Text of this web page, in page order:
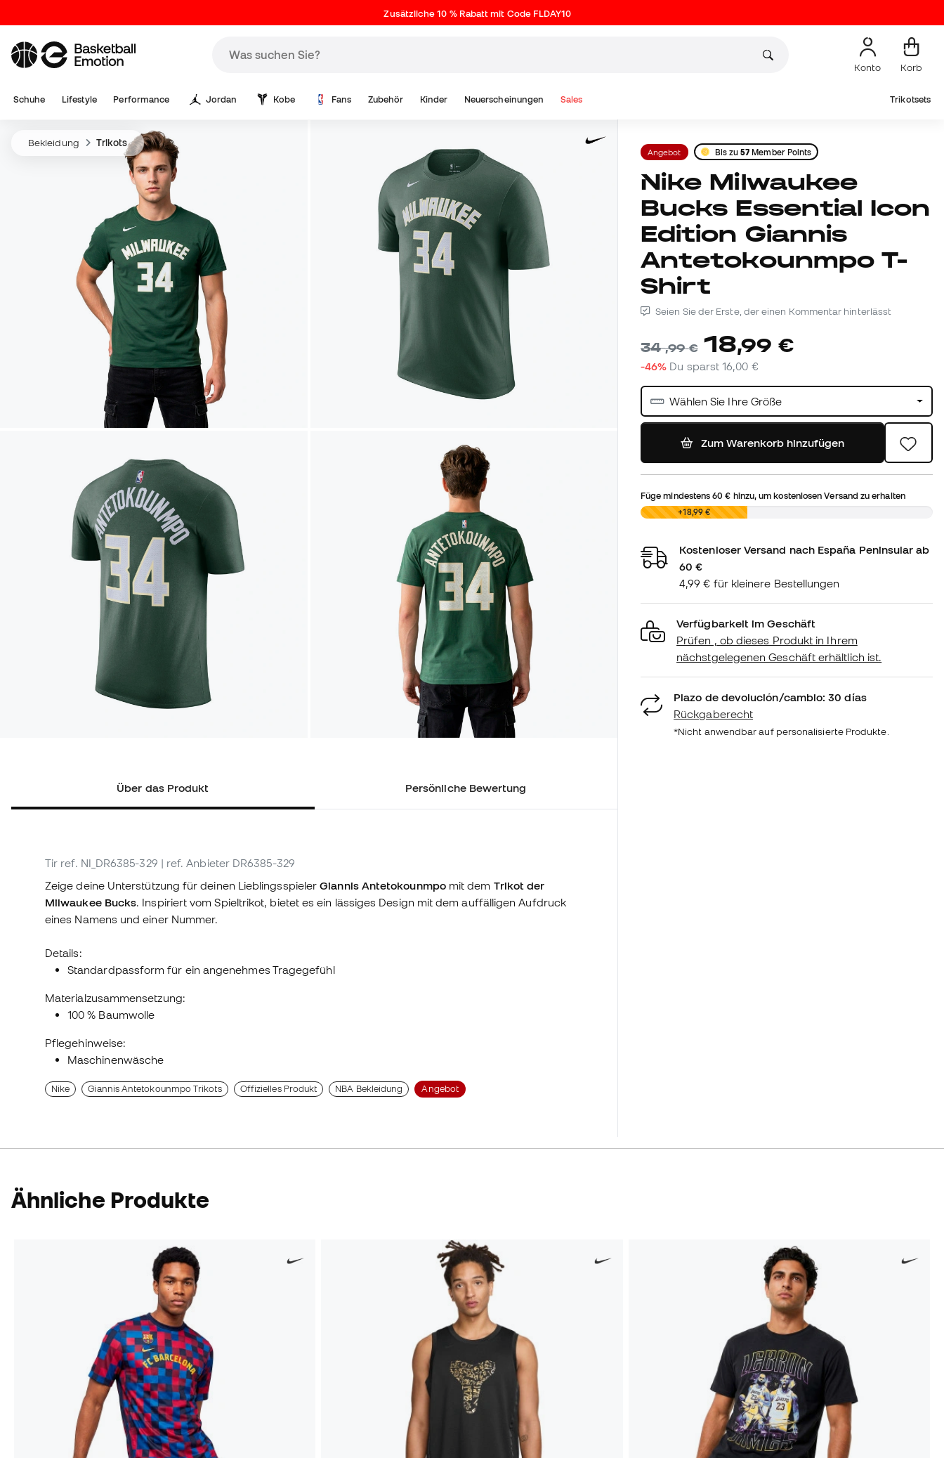
Zusätzliche 10 % Rabatt mit Code FLDAY10
Konto Korb
Schuhe Lifestyle Performance Jordan Kobe Fans Zubehör Kinder Neuerscheinungen Sales Trikotsets
Bekleidung Trikots
Über das Produkt Persönliche Bewertung
Tir ref. NI_DR6385-329 | ref. Anbieter DR6385-329
Zeige deine Unterstützung für deinen LieblingsspielerGiannis Antetokounmpomit dem Trikot der
Milwaukee Bucks. Inspiriert vom Spieltrikot, bietet es ein lässiges Design mit dem auffälligen Aufdruck
eines Namens und einer Nummer.
Details:
Standardpassform für ein angenehmes Tragegefühl
Materialzusammensetzung:
100 % Baumwolle
Pflegehinweise:
Maschinenwäsche
Nike Giannis Antetokounmpo Trikots Offizielles Produkt NBA Bekleidung Angebot
Angebot Bis zu57 Member Points
Nike Milwaukee
Bucks Essential Icon
Edition Giannis
Antetokounmpo T-
Shirt
Seien Sie der Erste, der einen Kommentar hinterlässt
34,99 € 18,99 €
-46% Du sparst16,00 €
Wählen Sie Ihre Größe
Zum Warenkorb hinzufügen
Füge mindestens60 € hinzu, um kostenlosen Versand zu erhalten
0,00 € +18,99 €
Kostenloser Versand nach España Peninsular ab
60 €
4,99 € für kleinere Bestellungen
Verfügbarkeit im Geschäft
Prüfen , ob dieses Produkt in Ihrem
nächstgelegenen Geschäft erhältlich ist.
Plazo de devolución/cambio: 30 días
Rückgaberecht
*Nicht anwendbar auf personalisierte Produkte.
Ähnliche Produkte